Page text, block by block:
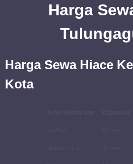
Harga
Harga Sewa Hiace
Kota